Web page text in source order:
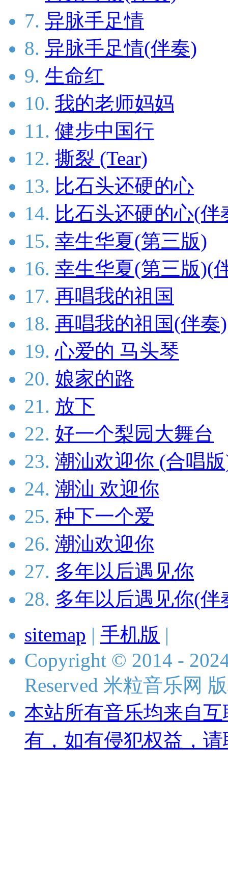
7. 异脉手足情
8. 异脉手足情(伴奏)
9. 生命红
10. 我的老师妈妈
11. 健步中国行
12. 撕裂 (Tear)
13. 比石头还硬的心
14. 比石头还硬的心(伴
15. 幸生华夏(第三版)
16. 幸生华夏(第三版)(
17. 再唱我的祖国
18. 再唱我的祖国(伴奏)
19. 心爱的 马头琴
20. 娘家的路
21. 放下
22. 好一个梨园大舞台
23. 潮汕欢迎你 (合唱
24. 潮汕 欢迎你
25. 种下一个爱
26. 潮汕欢迎你
27. 多年以后遇见你
28. 多年以后遇见你(伴
sitemap | 手机版 |
Copyright © 2014 -
Reserved 米粒音乐网
本站所有音乐均来自
有，如有侵犯权益，